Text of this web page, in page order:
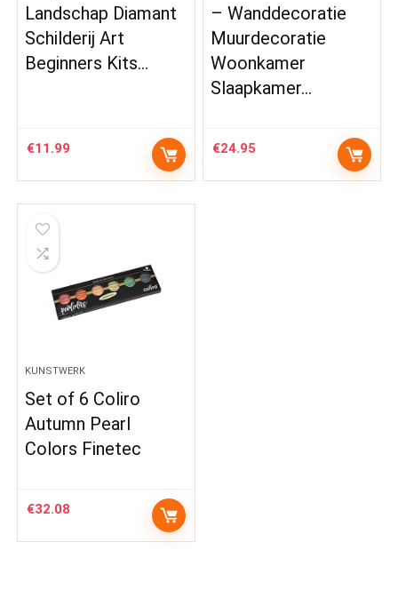
Landschap Diamant
Schilderij Art
Beginners Kits…
€11.99
– Wanddecoratie
Muurdecoratie
Woonkamer
Slaapkamer…
€24.95
KUNSTWERK
Set of 6 Coliro
Autumn Pearl
Colors Finetec
€32.08